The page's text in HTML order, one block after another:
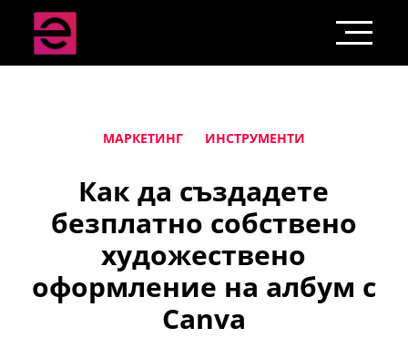
МАРКЕТИНГ ИНСТРУМЕНТИ
Как да създадете
безплатно собствено
художествено
оформление на албум с
Canva